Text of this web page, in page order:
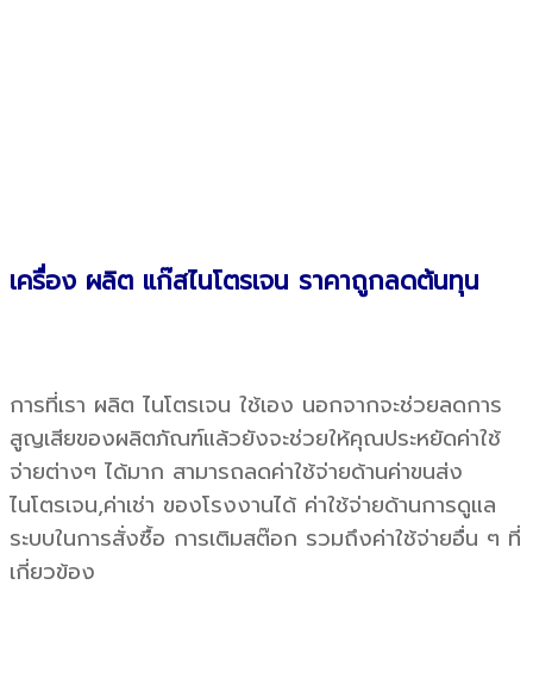
เครื่อง ผลิต แก๊สไนโตรเจน ราคาถูกลดต้นทุน
การที่เรา ผลิต ไนโตรเจน ใช้เอง นอกจากจะช่วยลดการ
สูญเสียของผลิตภัณฑ์แล้วยังจะช่วยให้คุณประหยัดค่าใช้
จ่ายต่างๆ ได้มาก สามารถลดค่าใช้จ่ายด้านค่าขนส่ง
ไนโตรเจน,ค่าเช่า ของโรงงานได้ ค่าใช้จ่ายด้านการดูแล
ระบบในการสั่งซื้อ การเติมสต๊อก รวมถึงค่าใช้จ่ายอื่น ๆ ที่
เกี่ยวข้อง